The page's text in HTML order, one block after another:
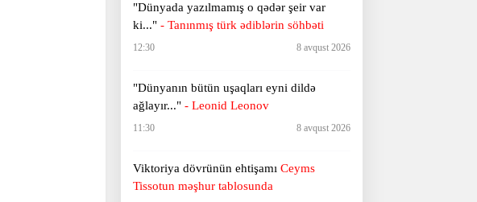
"Dünyada yazılmamış o qədər şeir var
ki..." - Tanınmış türk ədiblərin söhbəti
12:30 8 avqust 2026
​​​​​​​"Dünyanın bütün uşaqları eyni dildə
ağlayır..." - Leonid Leonov
11:30 8 avqust 2026
Viktoriya dövrünün ehtişamı Ceyms
Tissotun məşhur tablosunda